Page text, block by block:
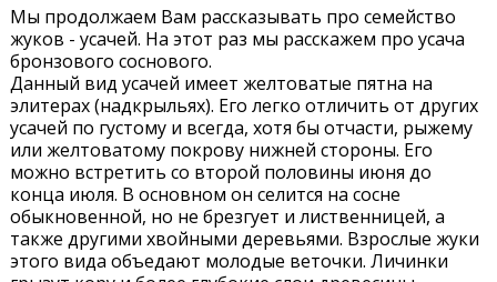
Мы продолжаем Вам рассказывать про семейство
жуков - усачей. На этот раз мы расскажем про усача
бронзового соснового.
Данный вид усачей имеет желтоватые пятна на
элитерах (надкрыльях). Его легко отличить от других
усачей по густому и всегда, хотя бы отчасти, рыжему
или желтоватому покрову нижней стороны. Его
можно встретить со второй половины июня до
конца июля. В основном он селится на сосне
обыкновенной, но не брезгует и лиственницей, а
также другими хвойными деревьями. Взрослые жуки
этого вида объедают молодые веточки. Личинки